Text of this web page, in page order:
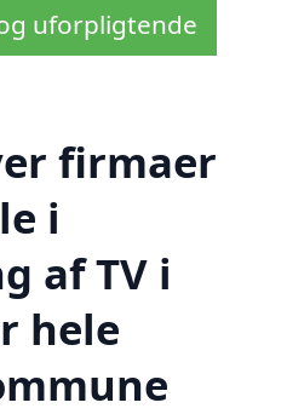
uforpligtende
firmaer
i
af TV i
hele